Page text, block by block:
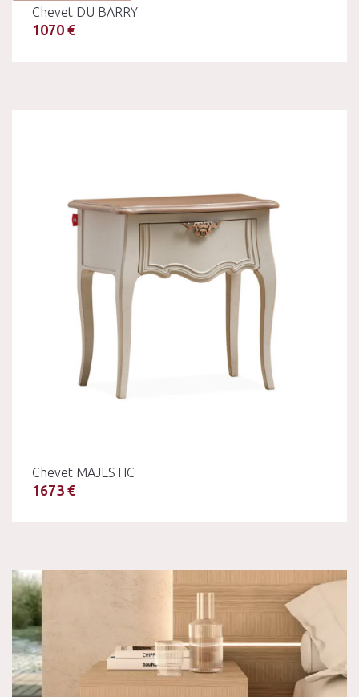
Chevet DU BARRY
1070 €
Chevet MAJESTIC
1673 €